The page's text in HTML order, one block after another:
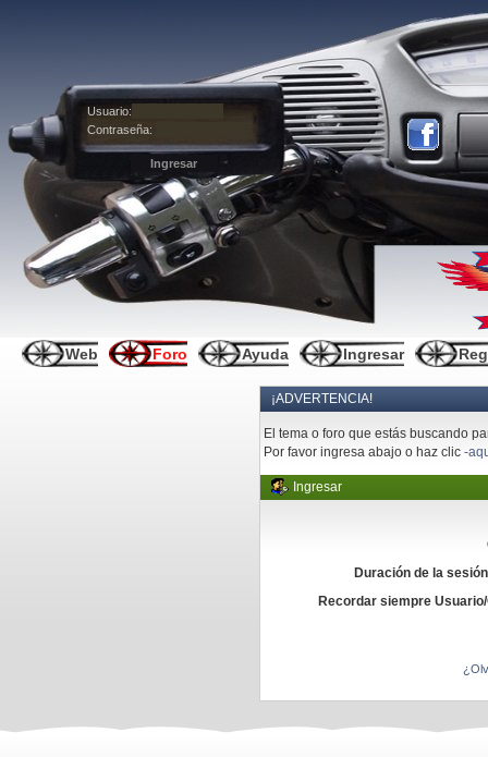
Usuario:
Contraseña:
Web Foro Ayuda Ingresar
¡ADVERTENCIA!
El tema o foro que estás buscando
Por favor ingresa abajo o haz clic-
Ingresar
Duración de la
Recordar siempre